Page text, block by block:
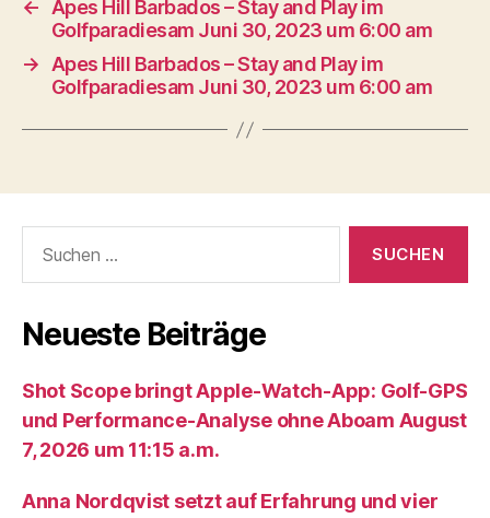
←
Apes Hill Barbados – Stay and Play im
Golfparadiesam Juni 30, 2023 um 6:00 am
→
Apes Hill Barbados – Stay and Play im
Golfparadiesam Juni 30, 2023 um 6:00 am
nach:
Neueste Beiträge
Shot Scope bringt Apple-Watch-App: Golf-GPS
und Performance-Analyse ohne Aboam August
7, 2026 um 11:15 a.m.
Anna Nordqvist setzt auf Erfahrung und vier